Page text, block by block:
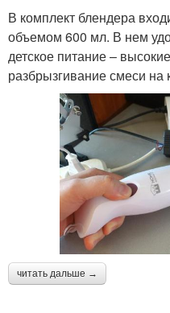
В комплект блендера
объемом 600 мл. В нем
детское питание –
разбрызгивание смеси
читать дальше →